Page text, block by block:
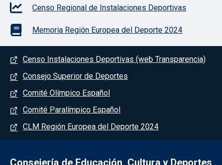
Censo Regional de Instalaciones Deportivas
Memoria Región Europea del Deporte 2024
Menú del pie
Censo Instalaciones Deportivas (web Transparencia)
Consejo Superior de Deportes
Comité Olímpico Español
Comité Paralímpico Español
CLM Región Europea del Deporte 2024